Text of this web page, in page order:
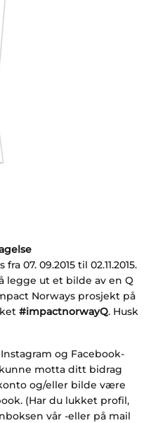
07. 09.2015 til 02.11.2015.
legge ut et bilde av en Q
Norways prosjekt på
#impactnorwayQ. Husk
og Facebook-
motta ditt bidrag
og/eller bilde være
(Har du lukket profil,
vår -eller på mail